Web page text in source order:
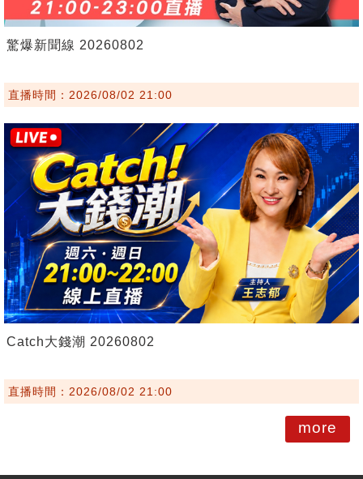
驚爆新聞線 20260802
直播時間：2026/08/02 21:00
Catch大錢潮 20260802
直播時間：2026/08/02 21:00
more